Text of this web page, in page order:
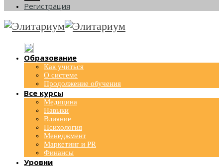
Регистрация
Образование
Как учиться
О системе
Продолжение обучения
Все курсы
Медицина
Навыки
Влияние
Психология
Менеджмент
Маркетинг и PR
Финансы
Уровни